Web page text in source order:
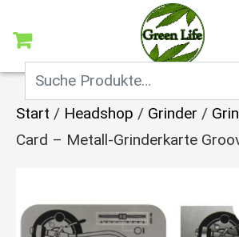
Start / Headshop / Grinder /
Card – Metall-Grinderkarte